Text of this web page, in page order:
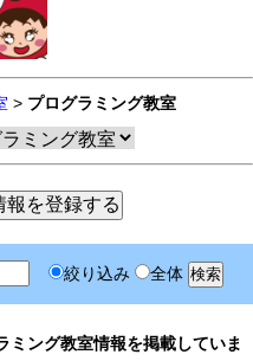
> プログラミング教室
絞り込み 全体
ミング教室情報を掲載していま